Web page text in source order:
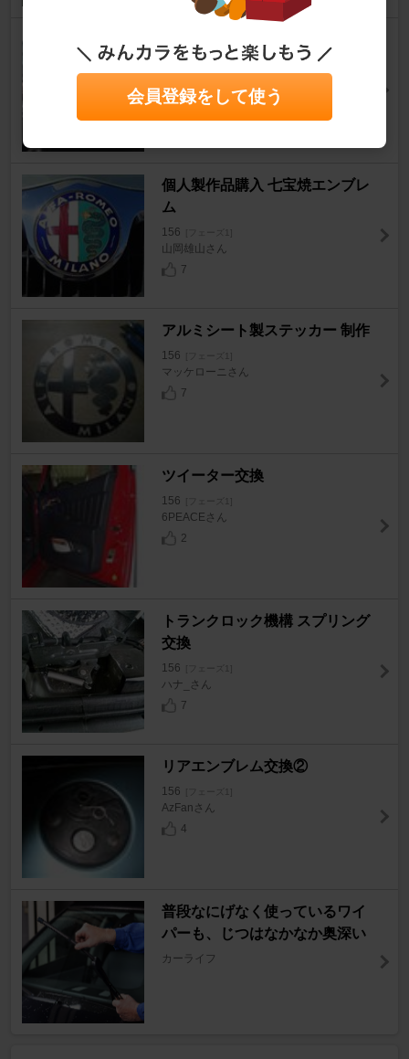
156
1
個人製作品購入 七宝焼エンブレ
ム
156 [フェーズ1]
山岡雄山さん
7
アルミシート製ステッカー 制作
156 [フェーズ1]
マッケローニさん
7
ツイーター交換
156 [フェーズ1]
6PEACEさん
2
トランクロック機構 スプリング
交換
156 [フェーズ1]
ハナ_さん
7
リアエンブレム交換②
156 [フェーズ1]
AzFanさん
4
普段なにげなく使っているワイ
パーも、じつはなかなか奥深い
カーライフ
会員登録をして使う